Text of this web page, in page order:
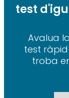
test
Avalua
test
troba